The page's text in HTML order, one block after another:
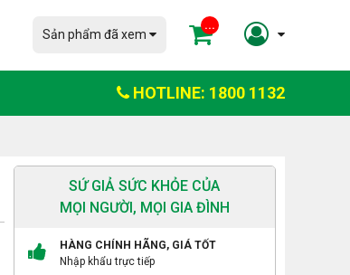
Sản phẩm đã xem
...
HOTLINE: 1800 1132
SỨ GIẢ SỨC KHỎE CỦA
MỌI NGƯỜI, MỌI GIA ĐÌNH
HÀNG CHÍNH HÃNG, GIÁ TỐT
Nhập khẩu trực tiếp